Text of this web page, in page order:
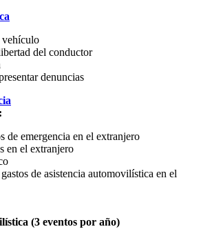
del conductor
denuncias
de emergencia en el extranjero
en el extranjero
de asistencia automovilística en el
(3 eventos por año)